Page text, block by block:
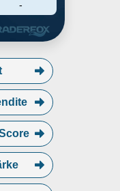
-
and
in
Hills, MI.